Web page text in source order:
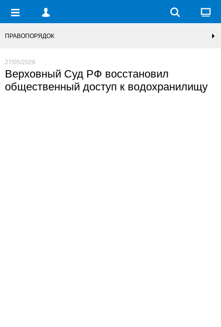
ПРАВОПОРЯДОК
27/05/2026
Верховный Суд РФ восстановил
общественный доступ к водохранилищу